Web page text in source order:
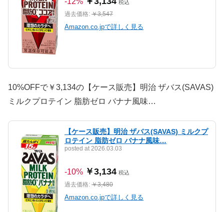
税込
過去価格: ￥3,547
Amazon.co.jpで詳しく見る
10%OFFで￥3,134の【ケース販売】明治 ザバス(SAVAS)
ミルクプロテイン 脂肪ゼロ バナナ風味…
【ケース販売】明治 ザバス(SAVAS) ミルクプ
ロテイン 脂肪ゼロ バナナ風味…
posted at 2026.03.03
-10% ￥3,134 税込
過去価格: ￥3,480
Amazon.co.jpで詳しく見る